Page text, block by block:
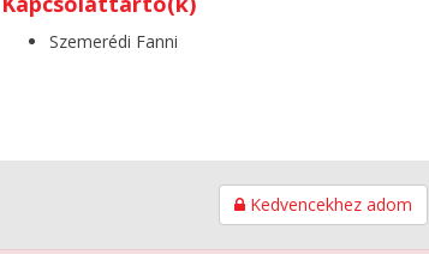
Szemerédi Fanni
Kedvencekhez adom